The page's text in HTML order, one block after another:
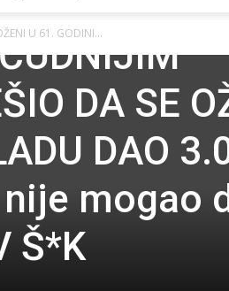
U 61. GODINI...
DA SE
DAO
mogao
Š*K